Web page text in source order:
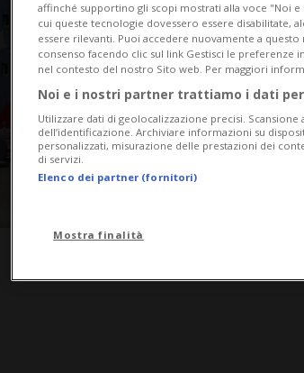
affinché supportino gli scopi mostrati alla voce "Noi
cui queste tecnologie dovessero essere disabilitate,
essere rilevanti. Puoi accedere nuovamente a
consenso facendo clic sul link Gestisci le preferenze
nel contesto del nostro Sito web. Per maggiori
Noi e i nostri partner trattiamo i dati
Utilizzare dati di geolocalizzazione precisi.
dell’identificazione. Archiviare informazioni su
personalizzati, misurazione delle prestazioni dei
di servizi.
Elenco dei partner (fornitori)
Mostra finalità